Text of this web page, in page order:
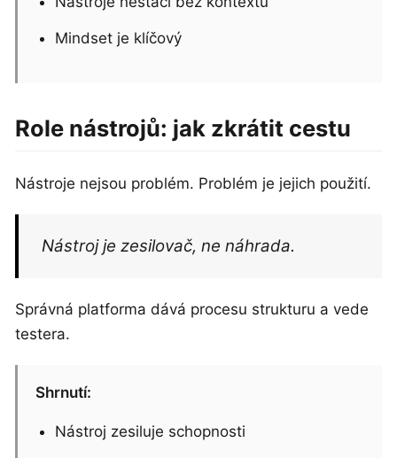
Mindset je klíčový
Role nástrojů: jak zkrátit cestu
Nástroje nejsou problém. Problém je jejich použití.
Nástroj je zesilovač, ne náhrada.
Správná platforma dává procesu strukturu a vede
testera.
Shrnutí:
Nástroj zesiluje schopnosti